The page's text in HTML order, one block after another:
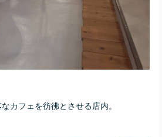
カフェを彷彿とさせる店内。